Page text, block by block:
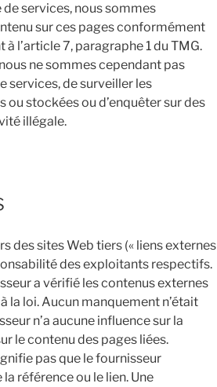
services, nous sommes
sur ces pages conformément
l’article 7, paragraphe 1 du TMG.
ne sommes cependant pas
services, de surveiller les
stockées ou d’enquêter sur des
illégale.
des sites Web tiers (« liens externes
des exploitants respectifs.
a vérifié les contenus externes
la loi. Aucun manquement n’était
n’a aucune influence sur la
le contenu des pages liées.
pas que le fournisseur
référence ou le lien. Une